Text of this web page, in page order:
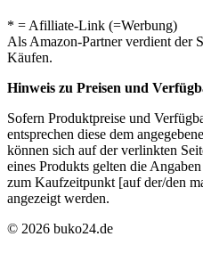
* = Afilliate-Link (=Werbung)
Als Amazon-Partner verdient der
Käufen.
Hinweis zu Preisen und
Sofern Produktpreise und
entsprechen diese dem
können sich auf der verlinkten
eines Produkts gelten die
zum Kaufzeitpunkt [auf der/den
angezeigt werden.
© 2026 buko24.de